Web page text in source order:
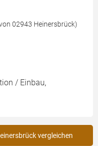
02943 Heinersbrück)
/ Einbau,
vergleichen